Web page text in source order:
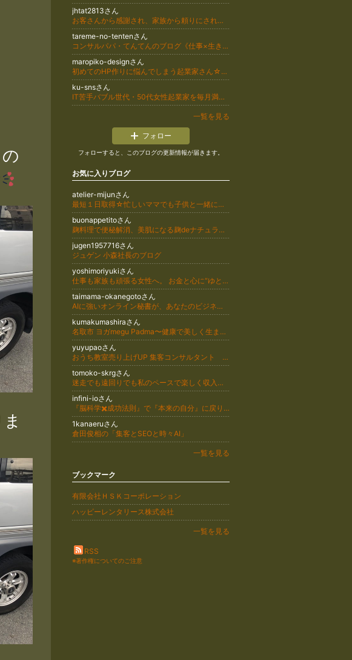
jhtat2813さん
お客さんから感謝され、家族から頼りにされる起業家になろう！
tareme-no-tentenさん
コンサルパパ・てんてんのブログ《仕事×生き方×妻×娘×サブカル》
maropiko-designさん
初めてのHP作りに悩んでしまう起業家さん☆変更しやすいHP提供♪ご自分で変更できるまでずっとサポート♪メンテナンスも任せて安心♪
ku-snsさん
IT苦手バブル世代・50代女性起業家を毎月満席にするSNS集客コンサル/葛本明子
一覧を見る
フォロー
フォローすると、このブログの更新情報が届きます。
お気に入りブログ
atelier-mijunさん
最短１日取得☆忙しいママでも子供と一緒に仕事ができる♪簡単に始められるCOCORUバルーンアーティスト講座 主宰おおなぎじゅんこ
buonappetitoさん
麹料理で便秘解消、美肌になる麹deナチュラル薬膳料理教室：横浜市青葉区
jugen1957716さん
ジュゲン 小森社長のブログ
yoshimoriyukiさん
仕事も家族も頑張る女性へ。 お金と心に“ゆとり”を育てる資産形成をサポート。 知識ゼロからでも安心して学べる“王道の投資法”。
taimama-okanegotoさん
AIに強いオンライン秘書が、あなたのビジネスを底上げ
kumakumashiraさん
名取市 ヨガmegu Padma〜健康で美しく生まれ変わるyoga〜
yuyupaoさん
おうち教室売り上げUP 集客コンサルタント 篠瀬みゆき
tomoko-skrgさん
迷走でも遠回りでも私のペースで楽しく収入をつくる アラフォー書店員の稼ぎ方改革【福岡・オンライン】桜木ともこ
infini-ioさん
『脳科学✖️成功法則』で『本来の自分』に戻り身軽に楽しむ人生へ導く ☆ひでみん
1kanaeruさん
倉田俊相の「集客とSEOと時々AI」
一覧を見る
ブックマーク
有限会社ＨＳＫコーポレーション
ハッピーレンタリース株式会社
一覧を見る
RSS
※著作権についてのご注意